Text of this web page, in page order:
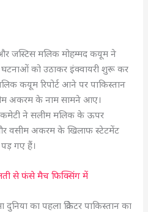
जस्टिस मलिक मोहम्मद कयूम ने
को उठाकर इंक्वायरी शुरू कर
कयूम रिपोर्ट आने पर पाकिस्तान
अकरम के नाम सामने आए।
कमेटी ने सलीम मलिक के ऊपर
और वसीम अकरम के खिलाफ स्टेटमेंट
गए हैं।
से फंसे मैच फिक्सिंग में
का पहला क्रिकेटर पाकिस्तान का